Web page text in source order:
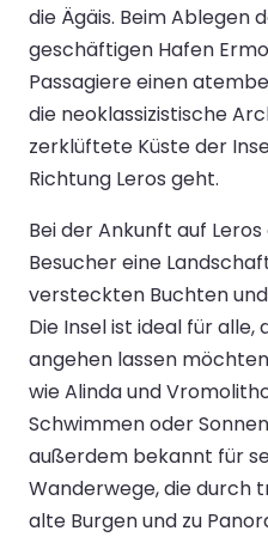
die Ägäis. Beim Ablegen
geschäftigen Hafen
Passagiere einen
die neoklassizistische
zerklüftete Küste der
Richtung Leros geht.
Bei der Ankunft auf
Besucher eine
versteckten Buchten
Die Insel ist ideal für alle,
angehen lassen
wie Alinda und
Schwimmen oder
außerdem bekannt für
Wanderwege, die durch
alte Burgen und zu